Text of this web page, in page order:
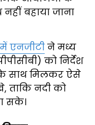
नहीं बहाया जाना
एनजीटी ने मध्य
को निर्देश
के साथ मिलकर ऐसे
ताकि नदी को
सके।